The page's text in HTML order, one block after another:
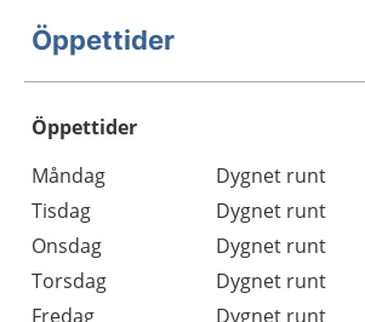
Öppettider
Öppettider
Dag
Öppettider
Kommentarer
Måndag
Dygnet runt
Tisdag
Dygnet runt
Onsdag
Dygnet runt
Torsdag
Dygnet runt
Fredag
Dygnet runt